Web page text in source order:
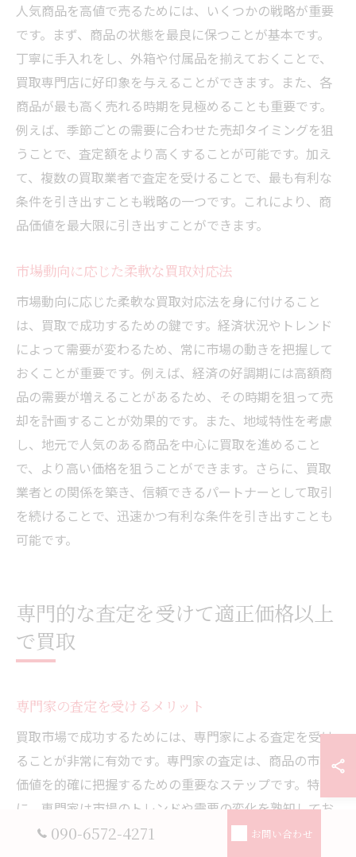
人気商品を高値で売るためには、いくつかの戦略が重要
です。まず、商品の状態を最良に保つことが基本です。
丁寧に手入れをし、外箱や付属品を揃えておくことで、
買取専門店に好印象を与えることができます。また、各
商品が最も高く売れる時期を見極めることも重要です。
例えば、季節ごとの需要に合わせた売却タイミングを狙
うことで、査定額をより高くすることが可能です。加え
て、複数の買取業者で査定を受けることで、最も有利な
条件を引き出すことも戦略の一つです。これにより、商
品価値を最大限に引き出すことができます。
市場動向に応じた柔軟な買取対応法
市場動向に応じた柔軟な買取対応法を身に付けること
は、買取で成功するための鍵です。経済状況やトレンド
によって需要が変わるため、常に市場の動きを把握して
おくことが重要です。例えば、経済の好調期には高額商
品の需要が増えることがあるため、その時期を狙って売
却を計画することが効果的です。また、地域特性を考慮
し、地元で人気のある商品を中心に買取を進めること
で、より高い価格を狙うことができます。さらに、買取
業者との関係を築き、信頼できるパートナーとして取引
を続けることで、迅速かつ有利な条件を引き出すことも
可能です。
専門的な査定を受けて適正価格以上
で買取
専門家の査定を受けるメリット
買取市場で成功するためには、専門家による査定を受け
ることが非常に有効です。専門家の査定は、商品の市場
価値を的確に把握するための重要なステップです。特
に、専門家は市場のトレンドや需要の変化を熟知してお
り、それに基づいた適正な価格を提示してくれます。ま
090-6572-4271 お問い合わせ